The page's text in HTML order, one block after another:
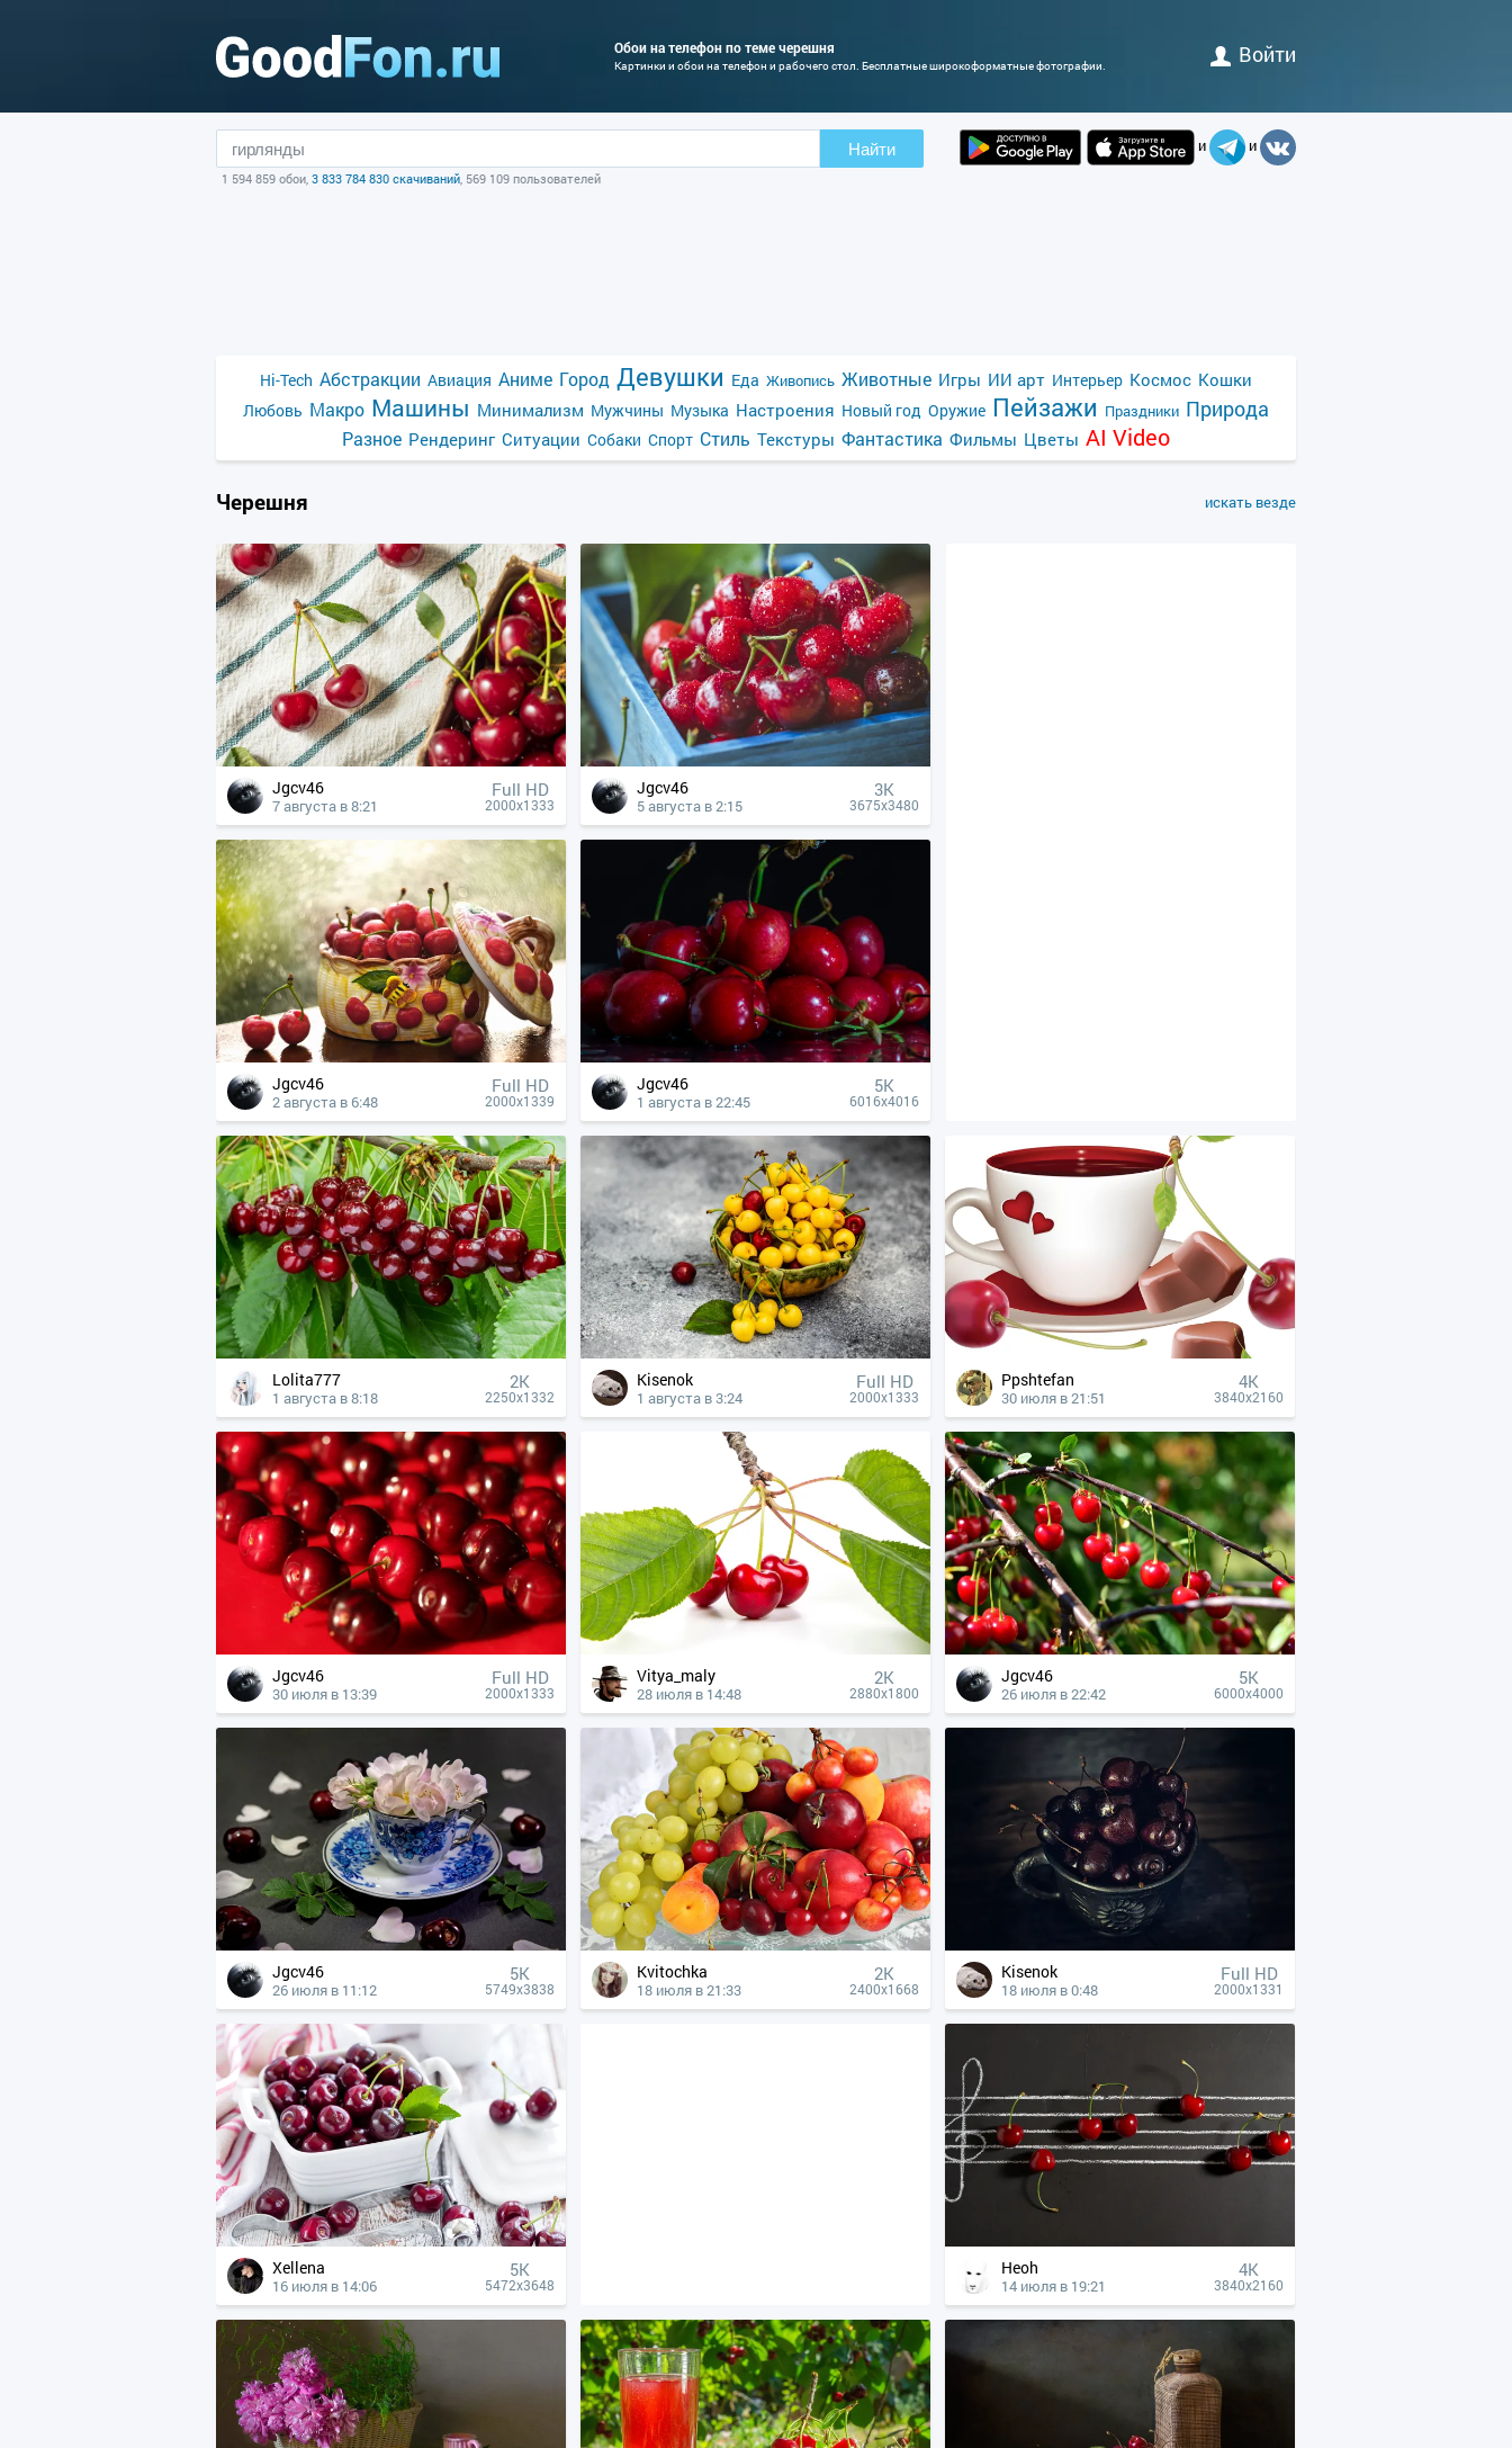
Обои на телефон по теме черешня
Картинки и обои на телефон и рабочего стол. Бесплатные широкоформатные фотографии. Войти
Найти
1 594 859 обои, 3 833 784 830 скачиваний, 569 109 пользователей
и и
Hi-Tech Абстракции Авиация Аниме Город Девушки Еда Живопись Животные Игры ИИ арт Интерьер Космос Кошки
Любовь Макро Машины Минимализм Мужчины Музыка Настроения Новый год Оружие Пейзажи Праздники Природа
Разное Рендеринг Ситуации Собаки Спорт Стиль Текстуры Фантастика Фильмы Цветы AI Video
Черешня искать везде
Jgcv46
7 августа в 8:21
Full HD
2000x1333
Jgcv46
5 августа в 2:15
3K
3675x3480
Jgcv46
2 августа в 6:48
Full HD
2000x1339
Jgcv46
1 августа в 22:45
5K
6016x4016
Lolita777
1 августа в 8:18
2K
2250x1332
Kisenok
1 августа в 3:24
Full HD
2000x1333
Ppshtefan
30 июля в 21:51
4К
3840x2160
Jgcv46
30 июля в 13:39
Full HD
2000x1333
Vitya_maly
28 июля в 14:48
2K
2880x1800
Jgcv46
26 июля в 22:42
5K
6000x4000
Jgcv46
26 июля в 11:12
5K
5749x3838
Kvitochka
18 июля в 21:33
2K
2400x1668
Kisenok
18 июля в 0:48
Full HD
2000x1331
Xellena
16 июля в 14:06
5K
5472x3648
Heoh
14 июля в 19:21
4К
3840x2160